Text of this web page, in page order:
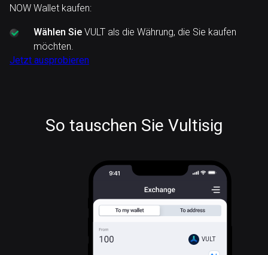
NOW Wallet kaufen:
Wählen Sie VULT als die Währung, die Sie kaufen
möchten.
Jetzt ausprobieren
So tauschen Sie Vultisig
VULT